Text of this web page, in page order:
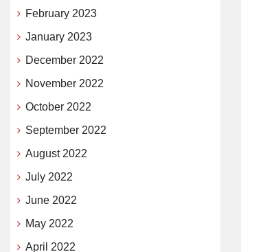
February 2023
January 2023
December 2022
November 2022
October 2022
September 2022
August 2022
July 2022
June 2022
May 2022
April 2022